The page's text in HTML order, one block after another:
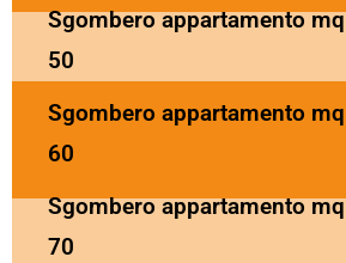
Sgombero appartamento mq
50
Sgombero appartamento mq
60
Sgombero appartamento mq
70